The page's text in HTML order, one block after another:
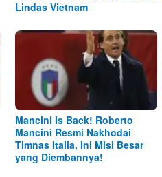
Lindas Vietnam
Mancini Is Back! Roberto
Mancini Resmi Nakhodai
Timnas Italia, Ini Misi Besar
yang Diembannya!